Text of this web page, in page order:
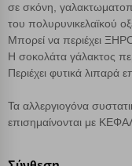
σε σκόνη,
του πολυρυνικελαϊκού
Μπορεί να περιέχει
Η σοκολάτα γάλακτος
Περιέχει φυτικά λιπαρά
Τα αλλεργιογόνα
επισημαίνονται με